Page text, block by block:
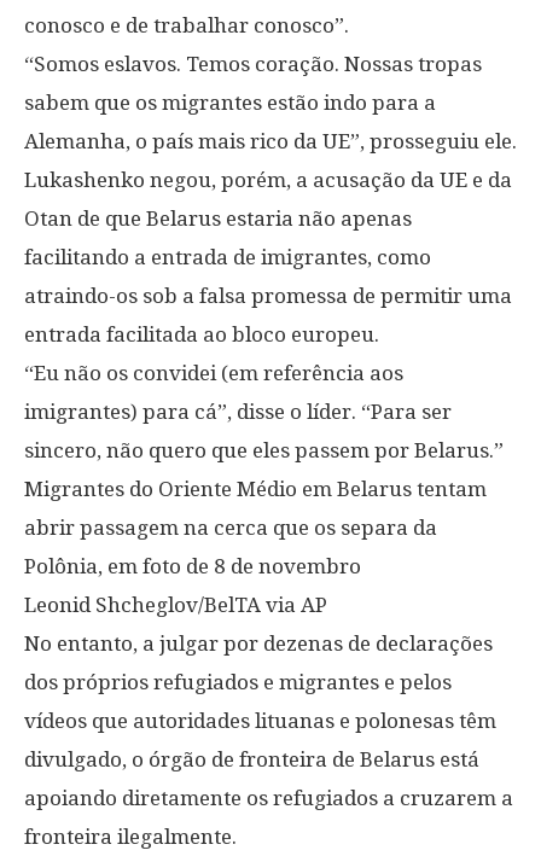
conosco e de trabalhar conosco”.
“Somos eslavos. Temos coração. Nossas tropas
sabem que os migrantes estão indo para a
Alemanha, o país mais rico da UE”, prosseguiu ele.
Lukashenko negou, porém, a acusação da UE e da
Otan de que Belarus estaria não apenas
facilitando a entrada de imigrantes, como
atraindo-os sob a falsa promessa de permitir uma
entrada facilitada ao bloco europeu.
“Eu não os convidei (em referência aos
imigrantes) para cá”, disse o líder. “Para ser
sincero, não quero que eles passem por Belarus.”
Migrantes do Oriente Médio em Belarus tentam
abrir passagem na cerca que os separa da
Polônia, em foto de 8 de novembro
Leonid Shcheglov/BelTA via AP
No entanto, a julgar por dezenas de declarações
dos próprios refugiados e migrantes e pelos
vídeos que autoridades lituanas e polonesas têm
divulgado, o órgão de fronteira de Belarus está
apoiando diretamente os refugiados a cruzarem a
fronteira ilegalmente.